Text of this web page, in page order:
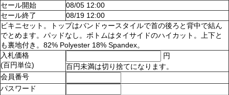
セール開始
08/05 12:00
セール終了
08/19 12:00
ビキニセット。トップはバンドゥースタイルで首の後ろと背中で結ん
でとめます。パッドなし。ボトムはタイサイドのハイカット。上下と
も裏地付き。82% Polyester 18% Spandex。
入札価格
(百円単位)
円
百円未満は切り捨てになります。
会員番号
パスワード